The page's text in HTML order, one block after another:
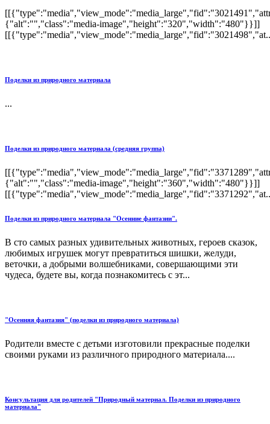
{"alt":"","class":"media-image","height":"320","width":"480"}}]]
Поделки из природного материала
...
Поделки из природного материала (средняя группа)
{"alt":"","class":"media-image","height":"360","width":"480"}}]]
Поделки из природного материала "Осенние фантазии".
В сто самых разных удивительных животных, героев сказок,
любимых игрушек могут превратиться шишки, желуди,
веточки, а добрыми волшебниками, совершающими эти
чудеса, будете вы, когда познакомитесь с эт...
"Осенняя фантазия" (поделки из природного материала)
Родители вместе с детьми изготовили прекрасные поделки
своими руками из различного природного материала....
Консультация для родителей "Природный материал. Поделки из природного
материала"